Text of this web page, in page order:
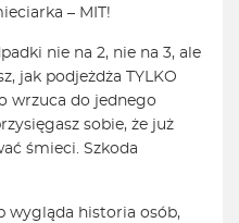
– MIT!
nie na 2, nie na 3, ale
jak podjeżdża TYLKO
wrzuca do jednego
sobie, że już
śmieci. Szkoda
wygląda historia osób,